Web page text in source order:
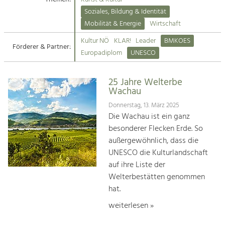
Suche
Impressum
Kontakt
Angebotsentwicklung und
Handwerk, Wissenschaft und Forschung.
Soziales, Bildung &
Identität
Gleichberechtigung, Jugend und
Integration
Mobilität & Energie
Klimawandel, öffentlicher Verkehr und
Steigerung regionaler Wertschöpfung
Soziales, Bildung & Identität
Mobilität & Energie
Wirtschaft
Förderer & Partner:
Kultur NÖ KLAR! Leader
BMKOES
Europadiplom
UNESCO
25 Jahre Welterbe
Wachau
Donnerstag, 13. März 2025
Die Wachau ist ein ganz
besonderer Flecken Erde. So
außergewöhnlich, dass die
UNESCO die Kulturlandschaft
auf ihre Liste der
Welterbestätten genommen
hat.
weiterlesen »